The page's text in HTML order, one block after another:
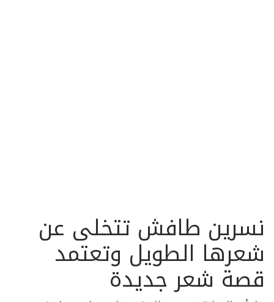
نسرين طافش تتخلى عن
شعرها الطويل وتعتمد
قصة شعر جديدة